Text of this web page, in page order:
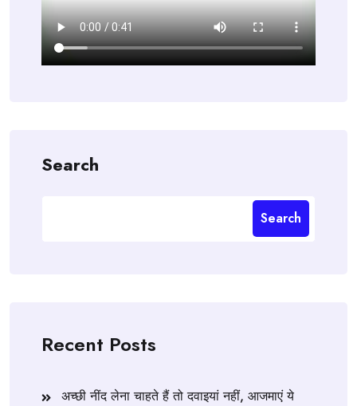
Search
Search
Recent Posts
अच्छी नींद लेना चाहते हैं तो दवाइयां नहीं, आजमाएं ये